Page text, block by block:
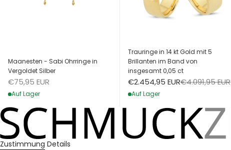
Maanesten - Sabi Ohrringe in
Vergoldet Silber
Angebot
€75,95 EUR
Auf Lager
Trauringe in 14 kt Gold mit 5
Brillanten im Band von
insgesamt 0,05 ct
Angebot
€2.454,95 EURRegulärer Preis
€4.091,95 EUR
Auf Lager
Zustimmung Details